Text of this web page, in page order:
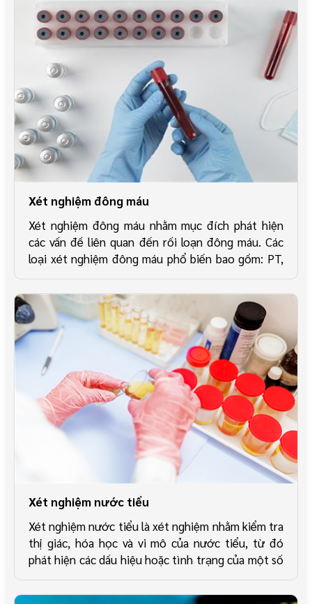
Xét nghiệm đông máu
Xét nghiệm đông máu nhằm mục đích phát hiện
các vấn đề liên quan đến rối loạn đông máu. Các
loại xét nghiệm đông máu phổ biến bao gồm: PT,
APTT, D-Dimer, Fibrinogen...
Xét nghiệm nước tiểu
Xét nghiệm nước tiểu là xét nghiệm nhằm kiểm tra
thị giác, hóa học và vi mô của nước tiểu, từ đó
phát hiện các dấu hiệu hoặc tình trạng của một số
vấn đề sức khỏe như bệnh gan, bệnh thận, tiểu
đường hoặc nhiễm trùng đường tiết niệu